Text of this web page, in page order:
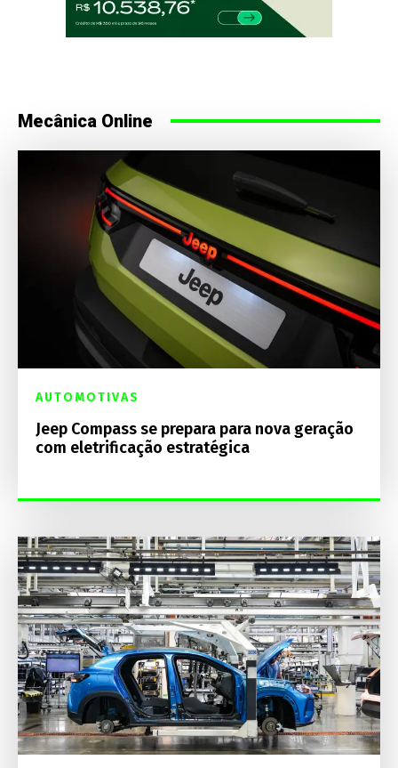
Mecânica Online
AUTOMOTIVAS
Jeep Compass se prepara para nova geração
com eletrificação estratégica